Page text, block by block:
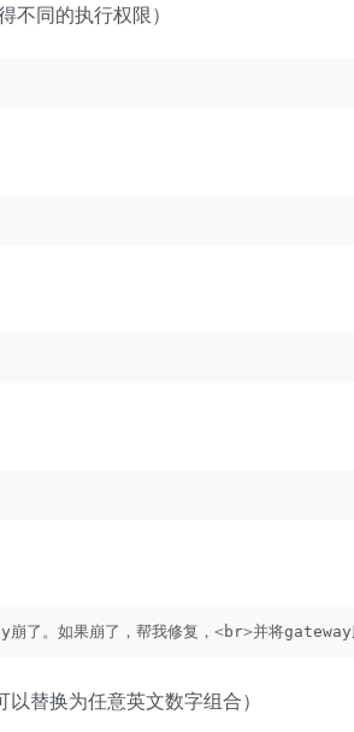
同的执行权限）
了。如果崩了，帮我修复， <br>并将gateway
替换为任意英文数字组合）